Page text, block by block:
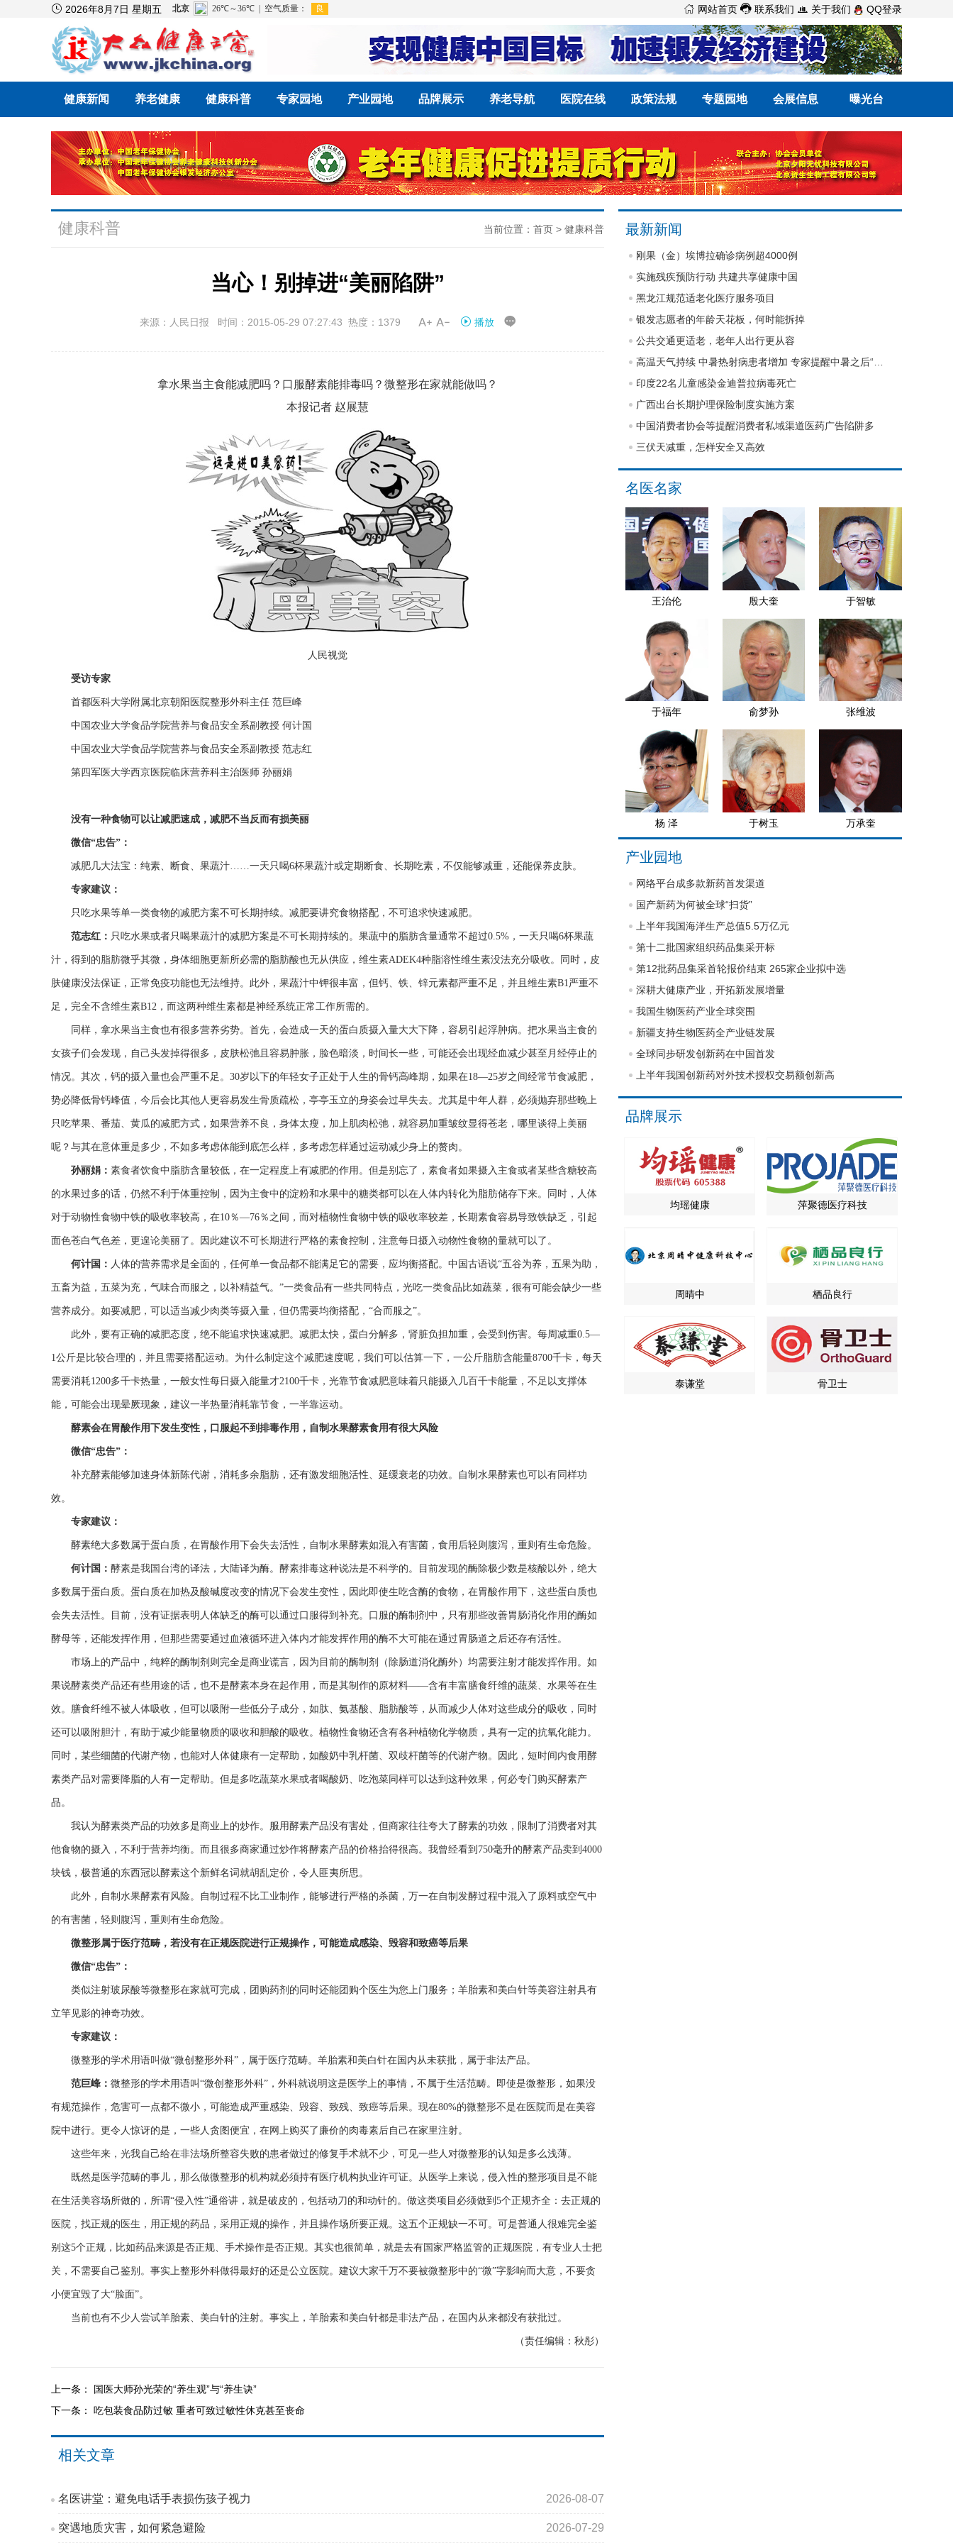
 2026年8月7日 星期五  网站首页  联系我们  关于我们 QQ登录
健康新闻 养老健康 健康科普 专家园地 产业园地 品牌展示 养老导航 医院在线 政策法规 专题园地 会展信息 曝光台
健康科普 当前位置： 首页 > 健康科普
当心！别掉进“美丽陷阱”
来源：人民日报 时间：2015-05-29 07:27:43 热度：1379  播放 
拿水果当主食能减肥吗？口服酵素能排毒吗？微整形在家就能做吗？
本报记者 赵展慧
人民视觉
受访专家
首都医科大学附属北京朝阳医院整形外科主任 范巨峰
中国农业大学食品学院营养与食品安全系副教授 何计国
中国农业大学食品学院营养与食品安全系副教授 范志红
第四军医大学西京医院临床营养科主治医师 孙丽娟
没有一种食物可以让减肥速成，减肥不当反而有损美丽
微信“忠告”：
减肥几大法宝：纯素、断食、果蔬汁……一天只喝6杯果蔬汁或定期断食、长期吃素，不仅能够减重，还能保养皮肤。
专家建议：
只吃水果等单一类食物的减肥方案不可长期持续。减肥要讲究食物搭配，不可追求快速减肥。
范志红： 只吃水果或者只喝果蔬汁的减肥方案是不可长期持续的。果蔬中的脂肪含量通常不超过0.5%，一天只喝6杯果蔬
汁，得到的脂肪微乎其微，身体细胞更新所必需的脂肪酸也无从供应，维生素ADEK4种脂溶性维生素没法充分吸收。同时，皮
肤健康没法保证，正常免疫功能也无法维持。此外，果蔬汁中钾很丰富，但钙、铁、锌元素都严重不足，并且维生素B1严重不
足，完全不含维生素B12，而这两种维生素都是神经系统正常工作所需的。
同样，拿水果当主食也有很多营养劣势。首先，会造成一天的蛋白质摄入量大大下降，容易引起浮肿病。把水果当主食的
女孩子们会发现，自己头发掉得很多，皮肤松弛且容易肿胀，脸色暗淡，时间长一些，可能还会出现经血减少甚至月经停止的
情况。其次，钙的摄入量也会严重不足。30岁以下的年轻女子正处于人生的骨钙高峰期，如果在18—25岁之间经常节食减肥，
势必降低骨钙峰值，今后会比其他人更容易发生骨质疏松，亭亭玉立的身姿会过早失去。尤其是中年人群，必须抛弃那些晚上
只吃苹果、番茄、黄瓜的减肥方式，如果营养不良，身体太瘦，加上肌肉松弛，就容易加重皱纹显得苍老，哪里谈得上美丽
呢？与其在意体重是多少，不如多考虑体能到底怎么样，多考虑怎样通过运动减少身上的赘肉。
孙丽娟： 素食者饮食中脂肪含量较低，在一定程度上有减肥的作用。但是别忘了，素食者如果摄入主食或者某些含糖较高
的水果过多的话，仍然不利于体重控制，因为主食中的淀粉和水果中的糖类都可以在人体内转化为脂肪储存下来。同时，人体
对于动物性食物中铁的吸收率较高，在10％—76％之间，而对植物性食物中铁的吸收率较差，长期素食容易导致铁缺乏，引起
面色苍白气色差，更遑论美丽了。因此建议不可长期进行严格的素食控制，注意每日摄入动物性食物的量就可以了。
何计国： 人体的营养需求是全面的，任何单一食品都不能满足它的需要，应均衡搭配。中国古语说“五谷为养，五果为助，
五畜为益，五菜为充，气味合而服之，以补精益气。”一类食品有一些共同特点，光吃一类食品比如蔬菜，很有可能会缺少一些
营养成分。如要减肥，可以适当减少肉类等摄入量，但仍需要均衡搭配，“合而服之”。
此外，要有正确的减肥态度，绝不能追求快速减肥。减肥太快，蛋白分解多，肾脏负担加重，会受到伤害。每周减重0.5—
1公斤是比较合理的，并且需要搭配运动。为什么制定这个减肥速度呢，我们可以估算一下，一公斤脂肪含能量8700千卡，每天
需要消耗1200多千卡热量，一般女性每日摄入能量才2100千卡，光靠节食减肥意味着只能摄入几百千卡能量，不足以支撑体
能，可能会出现晕厥现象，建议一半热量消耗靠节食，一半靠运动。
酵素会在胃酸作用下发生变性，口服起不到排毒作用，自制水果酵素食用有很大风险
微信“忠告”：
补充酵素能够加速身体新陈代谢，消耗多余脂肪，还有激发细胞活性、延缓衰老的功效。自制水果酵素也可以有同样功
效。
专家建议：
酵素绝大多数属于蛋白质，在胃酸作用下会失去活性，自制水果酵素如混入有害菌，食用后轻则腹泻，重则有生命危险。
何计国： 酵素是我国台湾的译法，大陆译为酶。酵素排毒这种说法是不科学的。目前发现的酶除极少数是核酸以外，绝大
多数属于蛋白质。蛋白质在加热及酸碱度改变的情况下会发生变性，因此即使生吃含酶的食物，在胃酸作用下，这些蛋白质也
会失去活性。目前，没有证据表明人体缺乏的酶可以通过口服得到补充。口服的酶制剂中，只有那些改善胃肠消化作用的酶如
酵母等，还能发挥作用，但那些需要通过血液循环进入体内才能发挥作用的酶不大可能在通过胃肠道之后还存有活性。
市场上的产品中，纯粹的酶制剂则完全是商业谎言，因为目前的酶制剂（除肠道消化酶外）均需要注射才能发挥作用。如
果说酵素类产品还有些用途的话，也不是酵素本身在起作用，而是其制作的原材料——含有丰富膳食纤维的蔬菜、水果等在生
效。膳食纤维不被人体吸收，但可以吸附一些低分子成分，如肽、氨基酸、脂肪酸等，从而减少人体对这些成分的吸收，同时
还可以吸附胆汁，有助于减少能量物质的吸收和胆酸的吸收。植物性食物还含有各种植物化学物质，具有一定的抗氧化能力。
同时，某些细菌的代谢产物，也能对人体健康有一定帮助，如酸奶中乳杆菌、双歧杆菌等的代谢产物。因此，短时间内食用酵
素类产品对需要降脂的人有一定帮助。但是多吃蔬菜水果或者喝酸奶、吃泡菜同样可以达到这种效果，何必专门购买酵素产
品。
我认为酵素类产品的功效多是商业上的炒作。服用酵素产品没有害处，但商家往往夸大了酵素的功效，限制了消费者对其
他食物的摄入，不利于营养均衡。而且很多商家通过炒作将酵素产品的价格抬得很高。我曾经看到750毫升的酵素产品卖到4000
块钱，极普通的东西冠以酵素这个新鲜名词就胡乱定价，令人匪夷所思。
此外，自制水果酵素有风险。自制过程不比工业制作，能够进行严格的杀菌，万一在自制发酵过程中混入了原料或空气中
的有害菌，轻则腹泻，重则有生命危险。
微整形属于医疗范畴，若没有在正规医院进行正规操作，可能造成感染、毁容和致癌等后果
微信“忠告”：
类似注射玻尿酸等微整形在家就可完成，团购药剂的同时还能团购个医生为您上门服务；羊胎素和美白针等美容注射具有
立竿见影的神奇功效。
专家建议：
微整形的学术用语叫做“微创整形外科”，属于医疗范畴。羊胎素和美白针在国内从未获批，属于非法产品。
范巨峰： 微整形的学术用语叫“微创整形外科”，外科就说明这是医学上的事情，不属于生活范畴。即使是微整形，如果没
有规范操作，危害可一点都不微小，可能造成严重感染、毁容、致残、致癌等后果。现在80%的微整形不是在医院而是在美容
院中进行。更令人惊讶的是，一些人贪图便宜，在网上购买了廉价的肉毒素后自己在家里注射。
这些年来，光我自己给在非法场所整容失败的患者做过的修复手术就不少，可见一些人对微整形的认知是多么浅薄。
既然是医学范畴的事儿，那么做微整形的机构就必须持有医疗机构执业许可证。从医学上来说，侵入性的整形项目是不能
在生活美容场所做的，所谓“侵入性”通俗讲，就是破皮的，包括动刀的和动针的。做这类项目必须做到5个正规齐全：去正规的
医院，找正规的医生，用正规的药品，采用正规的操作，并且操作场所要正规。这五个正规缺一不可。可是普通人很难完全鉴
别这5个正规，比如药品来源是否正规、手术操作是否正规。其实也很简单，就是去有国家严格监管的正规医院，有专业人士把
关，不需要自己鉴别。事实上整形外科做得最好的还是公立医院。建议大家千万不要被微整形中的“微”字影响而大意，不要贪
小便宜毁了大“脸面”。
当前也有不少人尝试羊胎素、美白针的注射。事实上，羊胎素和美白针都是非法产品，在国内从来都没有获批过。
（责任编辑：秋彤）
上一条： 国医大师孙光荣的“养生观”与“养生诀”
下一条： 吃包装食品防过敏 重者可致过敏性休克甚至丧命
相关文章
名医讲堂：避免电话手表损伤孩子视力 2026-08-07
突遇地质灾害，如何紧急避险 2026-07-29
最新新闻
刚果（金）埃博拉确诊病例超4000例
实施残疾预防行动 共建共享健康中国
黑龙江规范适老化医疗服务项目
银发志愿者的年龄天花板，何时能拆掉
公共交通更适老，老年人出行更从容
印度22名儿童感染金迪普拉病毒死亡
广西出台长期护理保险制度实施方案
中国消费者协会等提醒消费者私域渠道医药广告陷阱多
三伏天减重，怎样安全又高效
名医名家
王治伦 殷大奎 于智敏
于福年 俞梦孙 张维波
杨 泽 于树玉 万承奎
产业园地
网络平台成多款新药首发渠道
国产新药为何被全球“扫货”
上半年我国海洋生产总值5.5万亿元
第十二批国家组织药品集采开标
第12批药品集采首轮报价结束 265家企业拟中选
深耕大健康产业，开拓新发展增量
我国生物医药产业全球突围
新疆支持生物医药全产业链发展
全球同步研发创新药在中国首发
上半年我国创新药对外技术授权交易额创新高
品牌展示
均瑶健康 萍聚德医疗科技
周晴中 栖品良行
泰谦堂 骨卫士